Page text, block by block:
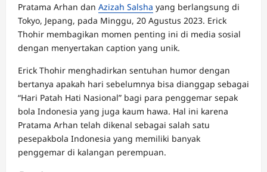
Pratama Arhan dan Azizah Salsha yang berlangsung di
Tokyo, Jepang, pada Minggu, 20 Agustus 2023. Erick
Thohir membagikan momen penting ini di media sosial
dengan menyertakan caption yang unik.
Erick Thohir menghadirkan sentuhan humor dengan
bertanya apakah hari sebelumnya bisa dianggap sebagai
“Hari Patah Hati Nasional” bagi para penggemar sepak
bola Indonesia yang juga kaum hawa. Hal ini karena
Pratama Arhan telah dikenal sebagai salah satu
pesepakbola Indonesia yang memiliki banyak
penggemar di kalangan perempuan.